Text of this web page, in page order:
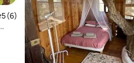
de uma avaliação média de 5, 6
5 (6)